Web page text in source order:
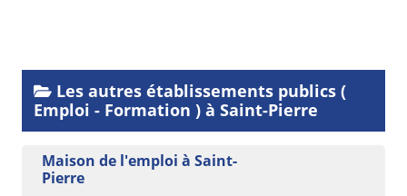
Les autres établissements publics (
Emploi - Formation ) à Saint-Pierre
Maison de l'emploi à Saint-
Pierre